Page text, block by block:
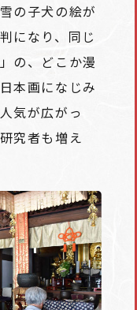
の子犬の絵が
になり、同じ
の、どこか漫
本画になじみ
気が広がっ
究者も増え